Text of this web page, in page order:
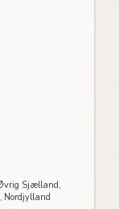
Sjælland,
Nordjylland